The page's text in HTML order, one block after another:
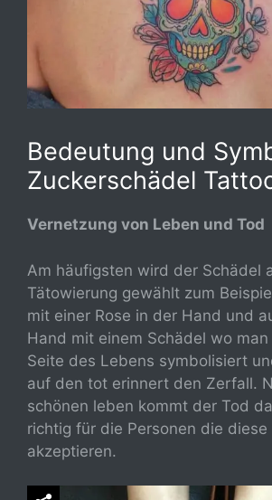
Bedeutung und
Zuckerschädel
Vernetzung von Leben und Tod
Am häufigsten wird der Schädel
Tätowierung gewählt zum
mit einer Rose in der Hand und
Hand mit einem Schädel wo
Seite des Lebens symbolisiert
auf den tot erinnert den Zerfall.
schönen leben kommt der Tod
richtig für die Personen die diese
akzeptieren.